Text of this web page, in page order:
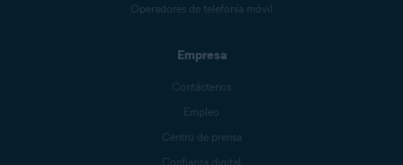
Operadores de telefonía móvil
Empresa
Contáctenos
Empleo
Centro de prensa
Confianza digital